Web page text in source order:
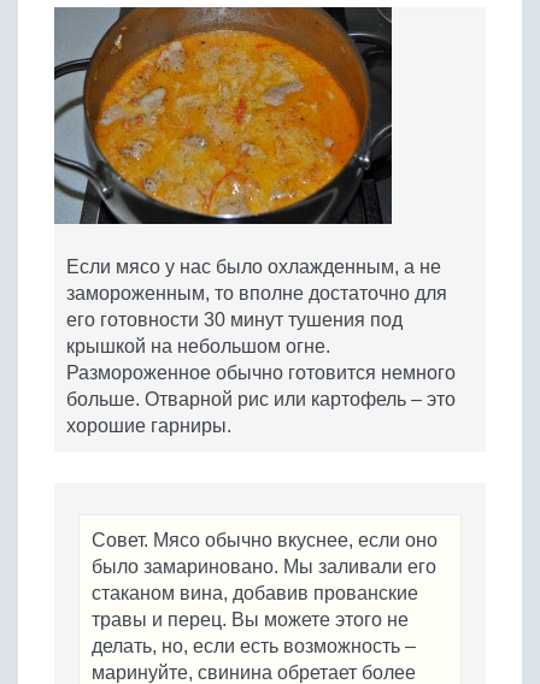
Если мясо у нас было охлажденным, а не
замороженным, то вполне достаточно для
его готовности 30 минут тушения под
крышкой на небольшом огне.
Размороженное обычно готовится немного
больше. Отварной рис или картофель – это
хорошие гарниры.
Совет. Мясо обычно вкуснее, если оно
было замариновано. Мы заливали его
стаканом вина, добавив прованские
травы и перец. Вы можете этого не
делать, но, если есть возможность –
маринуйте, свинина обретает более